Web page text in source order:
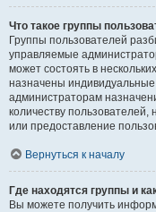
Что такое группы
Группы пользователей
управляемые
может состоять в
назначены
администраторам
количеству
или предоставление
Вернуться к началу
Где находятся группы и
Вы можете получить